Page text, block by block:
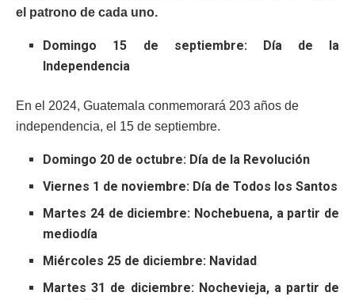
el patrono de cada uno.
Domingo 15 de septiembre: Día de la
Independencia
En el 2024, Guatemala conmemorará 203 años de
independencia, el 15 de septiembre.
Domingo 20 de octubre: Día de la Revolución
Viernes 1 de noviembre: Día de Todos los Santos
Martes 24 de diciembre: Nochebuena, a partir de
mediodía
Miércoles 25 de diciembre: Navidad
Martes 31 de diciembre: Nochevieja, a partir de